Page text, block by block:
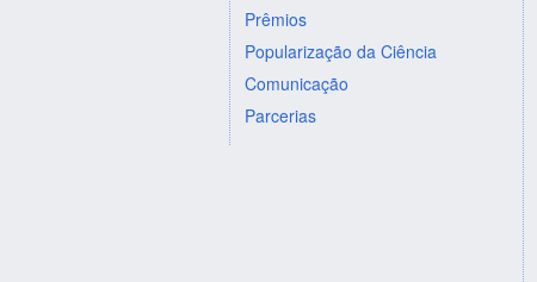
Prêmios
Popularização da Ciência
Comunicação
Parcerias